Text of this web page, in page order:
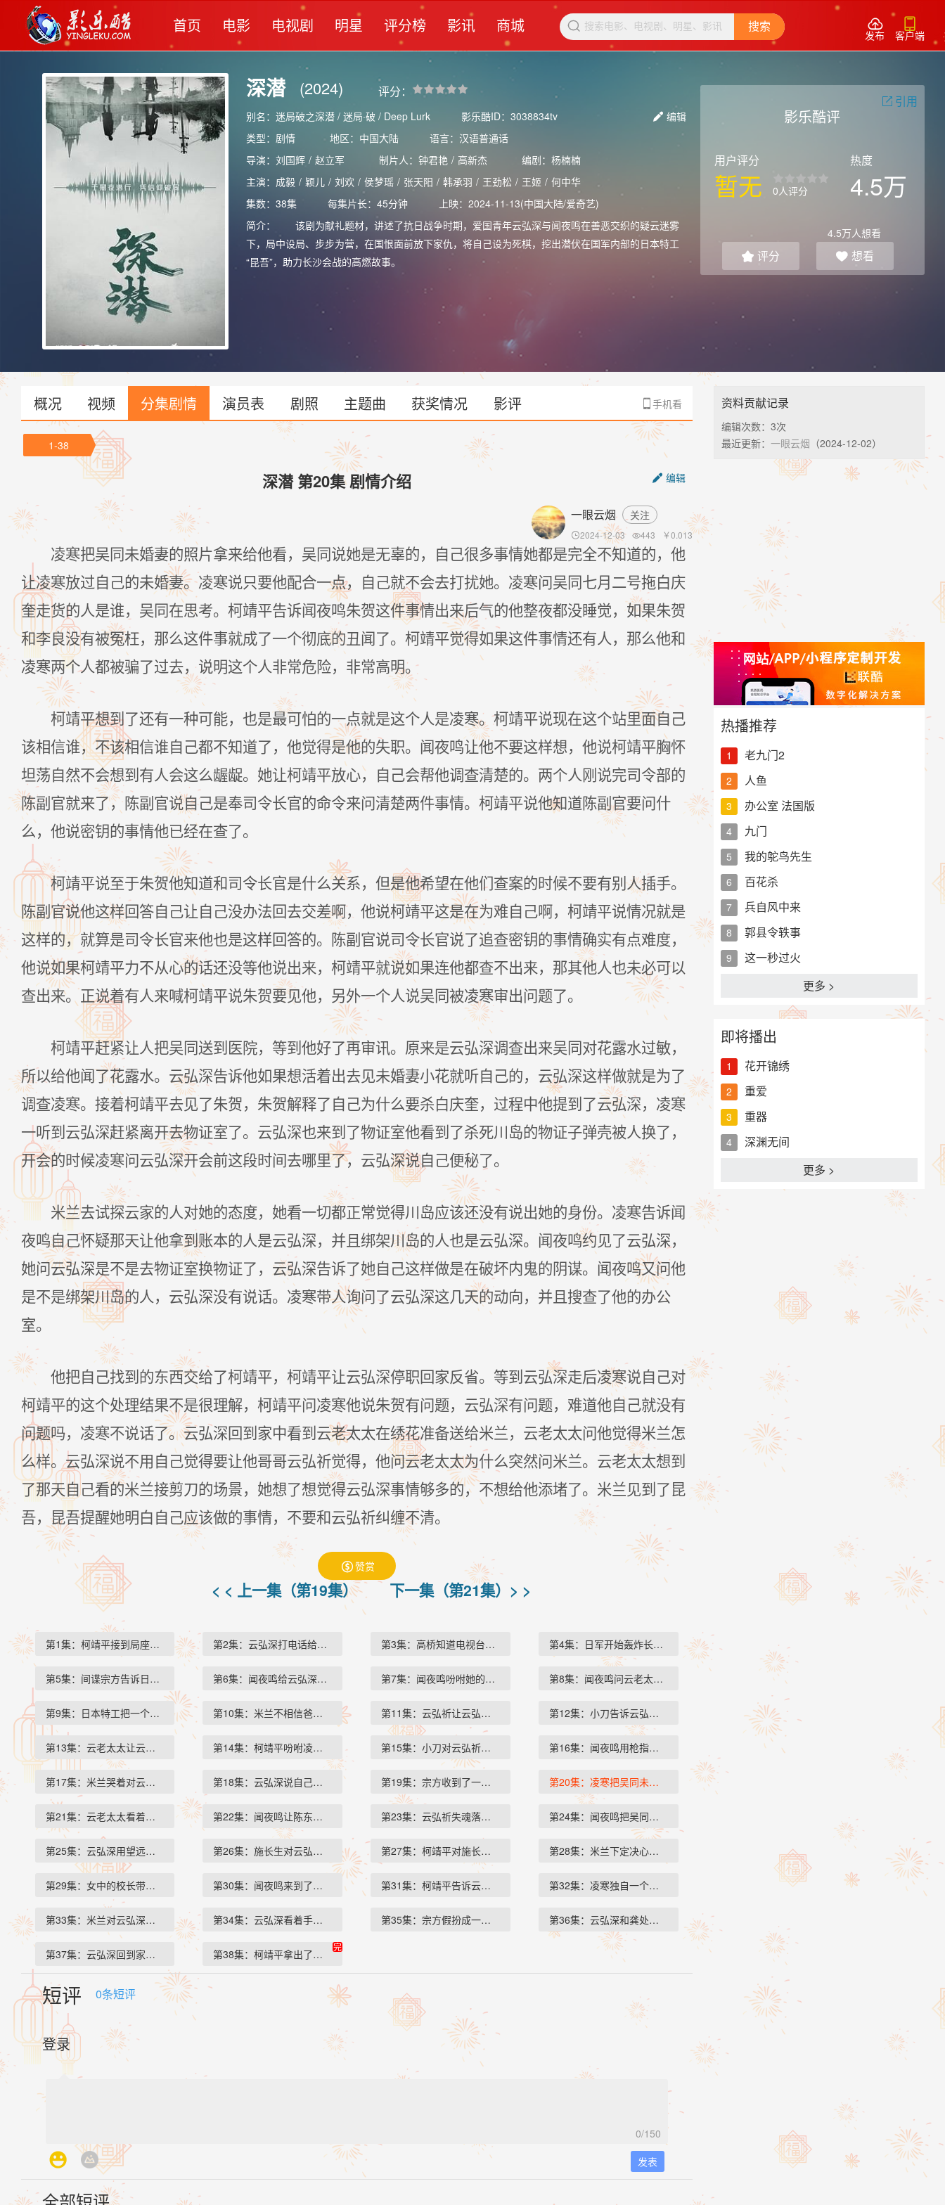
首页 电影 电视剧 明星 评分榜 影讯 商城  搜索 
发布

客户端
深潜 (2024) 评分：
别名：迷局破之深潜 / 迷局·破 / Deep Lurk 影乐酷ID：3038834tv  编辑
类型： 剧情 地区：中国大陆
语言：汉语普通话
导演： 刘国辉 / 赵立军 制片人： 钟君艳 / 高新杰 编剧： 杨楠楠
主演： 成毅 / 颖儿 / 刘欢 / 侯梦瑶 / 张天阳 / 韩承羽 / 王劲松 / 王姬 / 何中华
集数：38集
每集片长：45分钟
上映：2024-11-13(中国大陆/爱奇艺)
简介：
该剧为献礼题材，讲述了抗日战争时期，爱国青年云弘深与闻夜鸣在善恶交织的疑云迷雾
下，局中设局、步步为营，在国恨面前放下家仇，将自己设为死棋，挖出潜伏在国军内部的日本特工
“昆吾”，助力长沙会战的高燃故事。
影乐酷评
 引用
用户评分
暂无 0人评分
热度
4.5万
4.5万人想看
 评分  想看
 手机看
概况 视频 分集剧情 演员表 剧照 主题曲 获奖情况 影评
1-38
 编辑
深潜 第20集 剧情介绍
一眼云烟 关注
2024-12-03 443 ￥0.013
凌寒把吴同未婚妻的照片拿来给他看，吴同说她是无辜的，自己很多事情她都是完全不知道的，他
让凌寒放过自己的未婚妻。凌寒说只要他配合一点，自己就不会去打扰她。凌寒问吴同七月二号拖白庆
奎走货的人是谁，吴同在思考。柯靖平告诉闻夜鸣朱贺这件事情出来后气的他整夜都没睡觉，如果朱贺
和李良没有被冤枉，那么这件事就成了一个彻底的丑闻了。柯靖平觉得如果这件事情还有人，那么他和
凌寒两个人都被骗了过去，说明这个人非常危险，非常高明。
柯靖平想到了还有一种可能，也是最可怕的一点就是这个人是凌寒。柯靖平说现在这个站里面自己
该相信谁，不该相信谁自己都不知道了，他觉得是他的失职。闻夜鸣让他不要这样想，他说柯靖平胸怀
坦荡自然不会想到有人会这么龌龊。她让柯靖平放心，自己会帮他调查清楚的。两个人刚说完司令部的
陈副官就来了，陈副官说自己是奉司令长官的命令来问清楚两件事情。柯靖平说他知道陈副官要问什
么，他说密钥的事情他已经在查了。
柯靖平说至于朱贺他知道和司令长官是什么关系，但是他希望在他们查案的时候不要有别人插手。
陈副官说他这样回答自己让自己没办法回去交差啊，他说柯靖平这是在为难自己啊，柯靖平说情况就是
这样的，就算是司令长官来他也是这样回答的。陈副官说司令长官说了追查密钥的事情确实有点难度，
他说如果柯靖平力不从心的话还没等他说出来，柯靖平就说如果连他都查不出来，那其他人也未必可以
查出来。正说着有人来喊柯靖平说朱贺要见他，另外一个人说吴同被凌寒审出问题了。
柯靖平赶紧让人把吴同送到医院，等到他好了再审讯。原来是云弘深调查出来吴同对花露水过敏，
所以给他闻了花露水。云弘深告诉他如果想活着出去见未婚妻小花就听自己的，云弘深这样做就是为了
调查凌寒。接着柯靖平去见了朱贺，朱贺解释了自己为什么要杀白庆奎，过程中他提到了云弘深，凌寒
一听到云弘深赶紧离开去物证室了。云弘深也来到了物证室他看到了杀死川岛的物证子弹壳被人换了，
开会的时候凌寒问云弘深开会前这段时间去哪里了，云弘深说自己便秘了。
米兰去试探云家的人对她的态度，她看一切都正常觉得川岛应该还没有说出她的身份。凌寒告诉闻
夜鸣自己怀疑那天让他拿到账本的人是云弘深，并且绑架川岛的人也是云弘深。闻夜鸣约见了云弘深，
她问云弘深是不是去物证室换物证了，云弘深告诉了她自己这样做是在破坏内鬼的阴谋。闻夜鸣又问他
是不是绑架川岛的人，云弘深没有说话。凌寒带人询问了云弘深这几天的动向，并且搜查了他的办公
室。
他把自己找到的东西交给了柯靖平，柯靖平让云弘深停职回家反省。等到云弘深走后凌寒说自己对
柯靖平的这个处理结果不是很理解，柯靖平问凌寒他说朱贺有问题，云弘深有问题，难道他自己就没有
问题吗，凌寒不说话了。云弘深回到家中看到云老太太在绣花准备送给米兰，云老太太问他觉得米兰怎
么样。云弘深说不用自己觉得要让他哥哥云弘祈觉得，他问云老太太为什么突然问米兰。云老太太想到
了那天自己看的米兰接剪刀的场景，她想了想觉得云弘深事情够多的，不想给他添堵了。米兰见到了昆
吾，昆吾提醒她明白自己应该做的事情，不要和云弘祈纠缠不清。
赞赏
< < 上一集（第19集） 下一集（第21集）> >
第1集：柯靖平接到局座的电话… 第2集：云弘深打电话给云慕之… 第3集：高桥知道电视台已经把… 第4集：日军开始轰炸长沙，顷…
第5集：间谍宗方告诉日本杀手… 第6集：闻夜鸣给云弘深打电话… 第7集：闻夜鸣吩咐她的手下按… 第8集：闻夜鸣问云老太太知道…
第9集：日本特工把一个密码本… 第10集：米兰不相信爸爸已经死… 第11集：云弘祈让云弘深看完后… 第12集：小刀告诉云弘祈他查到…
第13集：云老太太让云弘祈扶着… 第14集：柯靖平吩咐凌寒这个内… 第15集：小刀对云弘祈说曲文挚… 第16集：闻夜鸣用枪指着两个学…
第17集：米兰哭着对云弘祈说如… 第18集：云弘深说自己有一个朋… 第19集：宗方收到了一封情报，… 第20集：凌寒把吴同未婚妻的照…
第21集：云老太太看着自己绣了… 第22集：闻夜鸣让陈东萍去找米… 第23集：云弘祈失魂落魄的站在… 第24集：闻夜鸣把吴同的检查报…
第25集：云弘深用望远镜看着码… 第26集：施长生对云弘深说如果… 第27集：柯靖平对施长生说他误… 第28集：米兰下定决心了，无论…
第29集：女中的校长带着全校的… 第30集：闻夜鸣来到了昨天云弘… 第31集：柯靖平告诉云弘深他可… 第32集：凌寒独自一个人来到寺…
第33集：米兰对云弘深和闻夜鸣… 第34集：云弘深看着手中的卷宗… 第35集：宗方假扮成一个老头子… 第36集：云弘深和龚处长两个人…
第37集：云弘深回到家看到云弘… 第38集：柯靖平拿出了一张照片…
完
短评 0条短评
登录
0/150
发表
全部短评
资料贡献记录
编辑次数： 3次
最近更新： 一眼云烟 （2024-12-02）
热播推荐
1 老九门2
2 人鱼
3 办公室 法国版
4 九门
5 我的鸵鸟先生
6 百花杀
7 兵自风中来
8 郭县令轶事
9
这一秒过火
更多 >
即将播出
1 花开锦绣
2 重爱
3 重器
4
深渊无间
更多 >